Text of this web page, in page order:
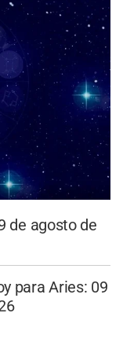
de agosto de
para Aries: 09